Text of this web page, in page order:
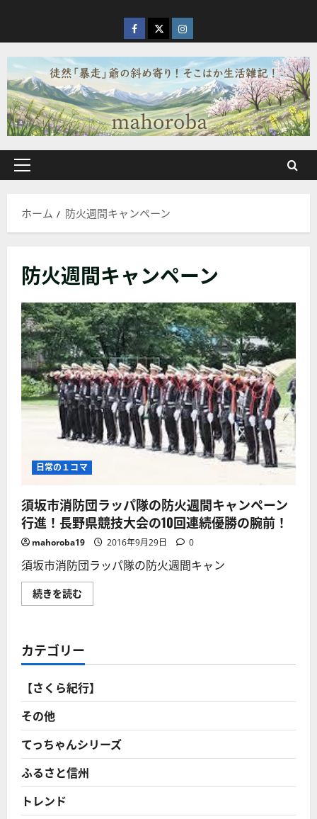
を
ス
キ
ッ
プ
facebook
X Instagram
メ
ン
ー
ホーム 防火週間キャンペーン
防火週間キャンペーン
日常の１コマ
須坂市消防団ラッパ隊の防火週間キャンペーン
行進！長野県競技大会の10回連続優勝の腕前！
mahoroba19 2016年9月29日 0
須坂市消防団ラッパ隊の防火週間キャン
続きを読む
坂
ラ
ッ
隊
の
防
間
キ
ャ
ン
ペ
ー
ン
カテゴリー
【さくら紀行】
その他
てっちゃんシリーズ
ふるさと信州
トレンド